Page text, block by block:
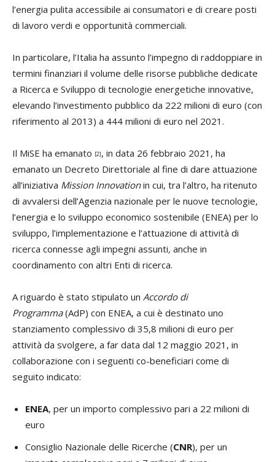
l’energia pulita accessibile ai consumatori e di creare posti
di lavoro verdi e opportunità commerciali.
In particolare, l’Italia ha assunto l’impegno di raddoppiare in
termini finanziari il volume delle risorse pubbliche dedicate
a Ricerca e Sviluppo di tecnologie energetiche innovative,
elevando l’investimento pubblico da 222 milioni di euro (con
riferimento al 2013) a 444 milioni di euro nel 2021.
Il MiSE ha emanato [2], in data 26 febbraio 2021, ha
emanato un Decreto Direttoriale al fine di dare attuazione
all’iniziativa Mission Innovationin cui, tra l’altro, ha ritenuto
di avvalersi dell’Agenzia nazionale per le nuove tecnologie,
l’energia e lo sviluppo economico sostenibile (ENEA) per lo
sviluppo, l’implementazione e l’attuazione di attività di
ricerca connesse agli impegni assunti, anche in
coordinamento con altri Enti di ricerca.
A riguardo è stato stipulato un Accordo di
Programma(AdP) con ENEA, a cui è destinato uno
stanziamento complessivo di 35,8 milioni di euro per
attività da svolgere, a far data dal 12 maggio 2021, in
collaborazione con i seguenti co-beneficiari come di
seguito indicato:
ENEA, per un importo complessivo pari a 22 milioni di
euro
Consiglio Nazionale delle Ricerche (CNR), per un